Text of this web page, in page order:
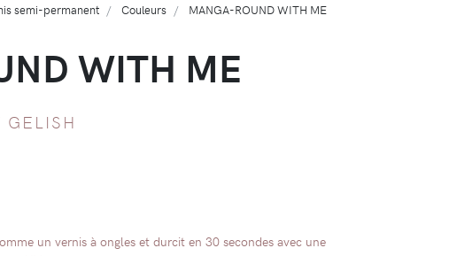
semi-permanent Couleurs MANGA-ROUND WITH ME
WITH ME
GELISH
un vernis à ongles et durcit en 30 secondes avec une